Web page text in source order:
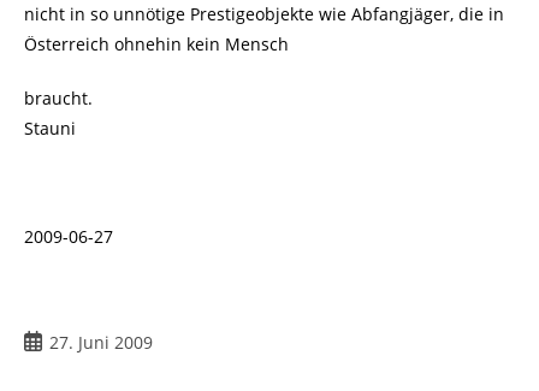
nicht in so unnötige Prestigeobjekte wie Abfangjäger, die in
Österreich ohnehin kein Mensch
braucht.
Stauni
2009-06-27
Beitrag
27. Juni 2009